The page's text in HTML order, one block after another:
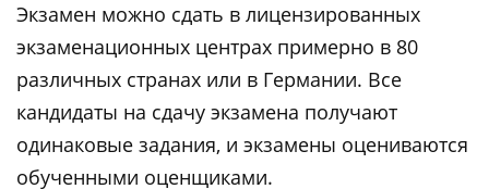
Экзамен можно сдать в лицензированных
экзаменационных центрах примерно в 80
различных странах или в Германии. Все
кандидаты на сдачу экзамена получают
одинаковые задания, и экзамены оцениваются
обученными оценщиками.